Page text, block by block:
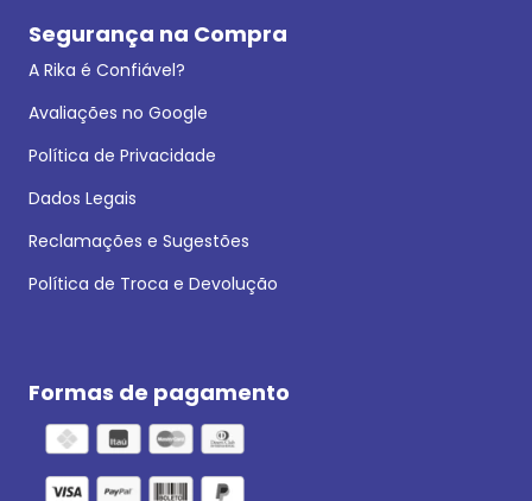
Segurança na Compra
A Rika é Confiável?
Avaliações no Google
Política de Privacidade
Dados Legais
Reclamações e Sugestões
Política de Troca e Devolução
Formas de pagamento